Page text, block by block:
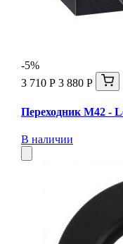
-5%
3 710 Р 3 880 Р
Переходник M42 -
В наличии